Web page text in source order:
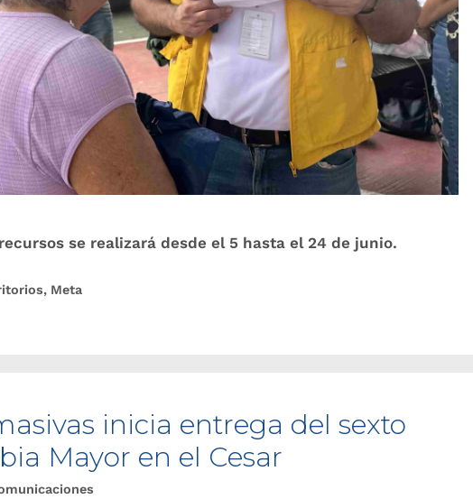
se realizará desde el 5 hasta el 24 de junio.
, Meta
inicia entrega del sexto
Mayor en el Cesar